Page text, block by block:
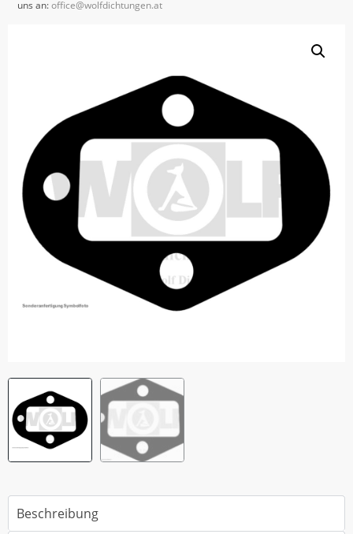
uns an:office@wolfdichtungen.at
Beschreibung